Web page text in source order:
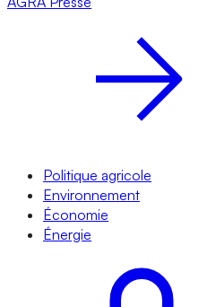
Politique agricole
Environnement
Économie
Énergie